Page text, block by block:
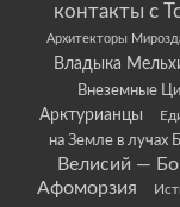
контакты с
Архитекторы
Владыка
Внеземные
Арктурианцы
на Земле в лучах
Велисий —
Афоморзия